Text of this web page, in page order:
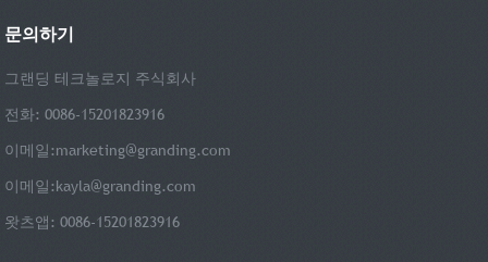
문의하기
그랜딩 테크놀로지 주식회사
전화: 0086-15201823916
이메일:marketing@granding.com
이메일:kayla@granding.com
왓츠앱: 0086-15201823916